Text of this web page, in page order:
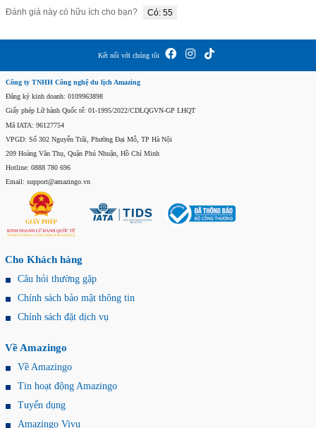
Đánh giá này có hữu ích cho bạn?
Có: 55
Kết nối với chúng tôi
Công ty TNHH Công nghệ du lịch Amazing
Đăng ký kinh doanh: 0109963898
Giấy phép Lữ hành Quốc tế: 01-1995/2022/CDLQGVN-GP LHQT
Mã IATA: 96127754
VPGD: Số 302 Nguyễn Trãi, Phường Đại Mỗ, TP Hà Nội
209 Hoàng Văn Thụ, Quận Phú Nhuận, Hồ Chí Minh
Hotline: 0888 780 696
Email: support@amazingo.vn
Cho Khách hàng
Câu hỏi thường gặp
Chính sách bảo mật thông tin
Chính sách đặt dịch vụ
Về Amazingo
Về Amazingo
Tin hoạt động Amazingo
Tuyển dụng
Amazingo Vivu